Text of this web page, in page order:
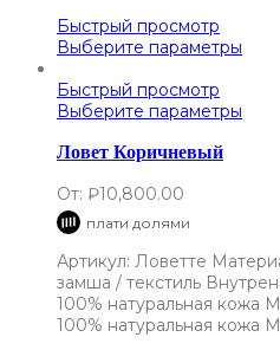
Быстрый просмотр
Выберите параметры
Быстрый просмотр
Выберите параметры
Ловет Коричневый
От: ₽10,800.00
плати долями
Артикул: Ловетте
замша / текстиль
100% натуральная кожа
100% натуральная кожа